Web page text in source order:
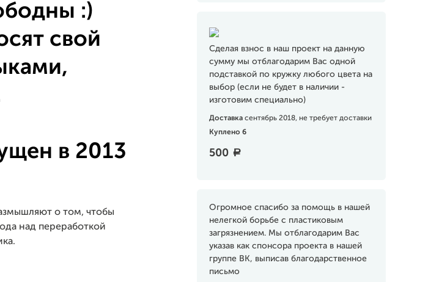
Сделая взнос в наш проект на данную
сумму мы отблагодарим Вас одной
подставкой по кружку любого цвета на
выбор (если не будет в наличии -
изготовим специально)
Доставка сентябрь 2018, не требует доставки
Куплено 6
500 a
Огромное спасибо за помощь в нашей
нелегкой борьбе с пластиковым
загрязнением. Мы отблагодарим Вас
указав как спонсора проекта в нашей
группе ВК, выписав благодарственное
письмо
:)
свой
в 2013
о том, чтобы
над переработкой